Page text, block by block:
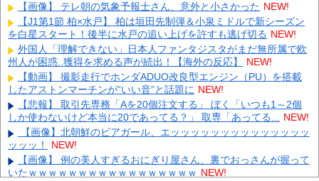
【画像】 テレ朝の気象予報士さん、意外と小さかった NEW!
【J1第1節 柏×水戸】 柏は垣田先制弾＆小泉ミドルで新シーズン
を白星スタート！後半に水戸の追い上げを許すも逃げ切る NEW!
外国人「理解できない」日本人ファンタジスタがまだ無所属で欧
州人が困惑..獲得を求める声が続出！【海外の反応】
NEW!
【動画】 撮影走行でホンダADUO改良型エンジン（PU）を搭載
したアストンマーチンが“いい音”と話題に NEW!
【悲報】 取引先専務「Aを20個注文する」 ぼく「いつも1～2個
しか使わないけど本当に20であってる？」 取専「あってる... NEW!
【画像】北朝鮮のビアガール、エッッッッッッッッッッッッッッ
ッッッ！
NEW!
【画像】 例の美人すぎるおにぎり屋さん、裏でおっさんが握って
いたｗｗｗｗｗｗｗｗｗｗｗｗｗｗｗｗｗ NEW!